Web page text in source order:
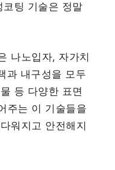
팅 기술은 정말
나노입자, 자가치
과 내구성을 모두
등 다양한 표면
주는 이 기술들을
워지고 안전해지